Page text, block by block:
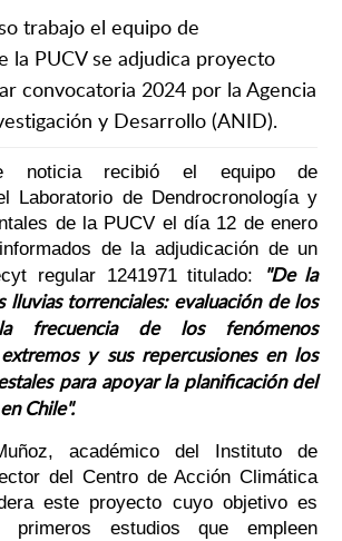
trabajo el equipo de
la PUCV se adjudica proyecto
convocatoria 2024 por la Agencia
y Desarrollo (ANID).
noticia recibió el equipo de
Laboratorio de Dendrocronología y
de la PUCV el día 12 de enero
de la adjudicación de un
regular 1241971 titulado:
"De la
lluvias torrenciales: evaluación de los
frecuencia de los fenómenos
y sus repercusiones en los
para apoyar la planificación del
Chile".
académico del Instituto de
del Centro de Acción Climática
este proyecto cuyo objetivo es
primeros estudios que empleen